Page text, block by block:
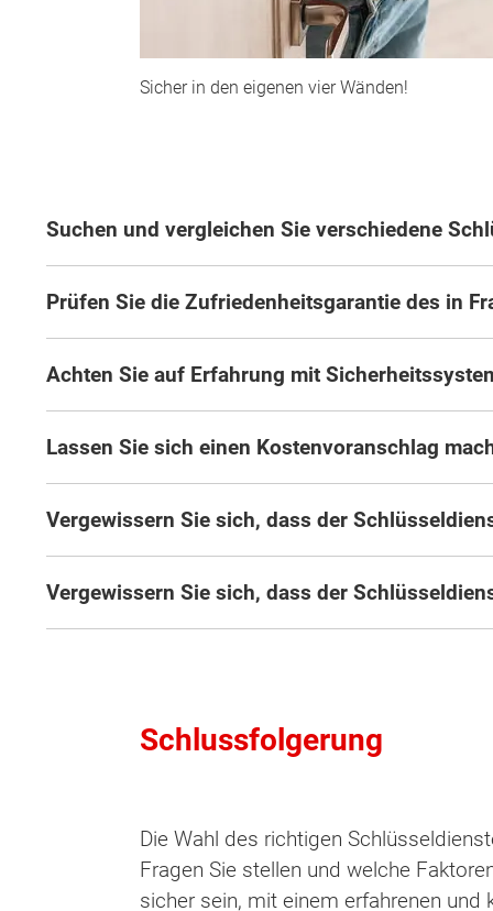
Sicher in den eigenen vier Wänden!
Suchen und vergleichen Sie verschiedene
Prüfen Sie die Zufriedenheitsgarantie des in
Achten Sie auf Erfahrung mit
Lassen Sie sich einen Kostenvoranschlag
Vergewissern Sie sich, dass der
Vergewissern Sie sich, dass der
Schlussfolgerung
Die Wahl des richtigen
Fragen Sie stellen und welche
sicher sein, mit einem erfahrenen
Wonach